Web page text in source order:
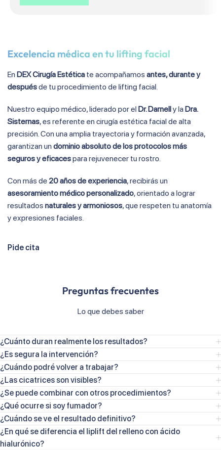
Excelencia médica en tu lifting facial
En DEX Cirugía Estética te acompañamos antes, durante y
despuésde tu procedimiento de lifting facial.
Nuestro equipo médico, liderado por el Dr. Darnelly la Dra.
Sisternas, es referente en cirugía estética facial de alta
precisión. Con una amplia trayectoria y formación avanzada,
garantizan un dominio absoluto de los protocolos más
seguros y eficacespara rejuvenecer tu rostro.
Con más de 20 años de experiencia, recibirás un
asesoramiento médico personalizado, orientado a lograr
resultados naturales y armoniosos, que respeten tu anatomía
y expresiones faciales.
Pide cita
Preguntas frecuentes
Lo que debes saber
¿Cuánto duran realmente los resultados?
¿Es segura la intervención?
¿Cuándo podré volver a trabajar?
¿Las cicatrices son visibles?
¿Se puede combinar con otros procedimientos?
¿Qué ocurre si soy fumador?
¿Cuándo se ve el resultado definitivo?
¿En qué se diferencia el liplift del relleno con ácido
hialurónico?